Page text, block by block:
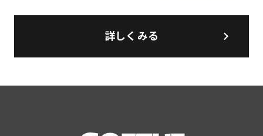
詳しくみる